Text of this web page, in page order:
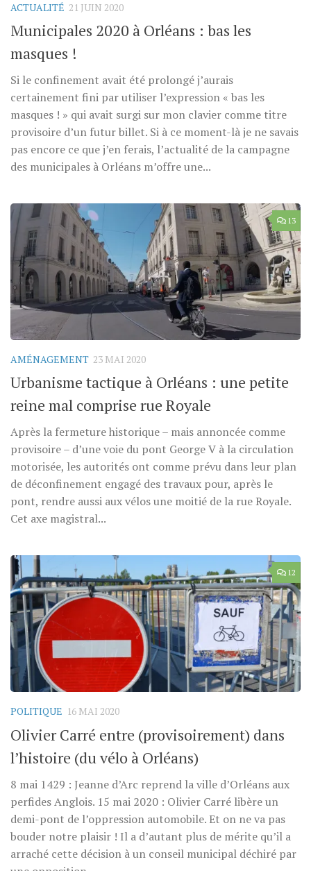
ACTUALITÉ 21 JUIN 2020
Municipales 2020 à Orléans : bas les
masques !
Si le confinement avait été prolongé j’aurais
certainement fini par utiliser l’expression « bas les
masques ! » qui avait surgi sur mon clavier comme titre
provisoire d’un futur billet. Si à ce moment-là je ne savais
pas encore ce que j’en ferais, l’actualité de la campagne
des municipales à Orléans m’offre une...
13
AMÉNAGEMENT 23 MAI 2020
Urbanisme tactique à Orléans : une petite
reine mal comprise rue Royale
Après la fermeture historique – mais annoncée comme
provisoire – d’une voie du pont George V à la circulation
motorisée, les autorités ont comme prévu dans leur plan
de déconfinement engagé des travaux pour, après le
pont, rendre aussi aux vélos une moitié de la rue Royale.
Cet axe magistral...
12
POLITIQUE 16 MAI 2020
Olivier Carré entre (provisoirement) dans
l’histoire (du vélo à Orléans)
8 mai 1429 : Jeanne d’Arc reprend la ville d’Orléans aux
perfides Anglois. 15 mai 2020 : Olivier Carré libère un
demi-pont de l’oppression automobile. Et on ne va pas
bouder notre plaisir ! Il a d’autant plus de mérite qu’il a
arraché cette décision à un conseil municipal déchiré par